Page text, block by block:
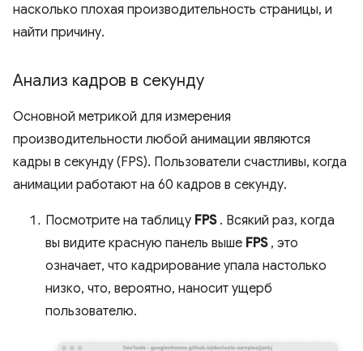
насколько плохая производительность страницы, и
найти причину.
Анализ кадров в секунду
Основной метрикой для измерения
производительности любой анимации являются
кадры в секунду (FPS). Пользователи счастливы, когда
анимации работают на 60 кадров в секунду.
Посмотрите на таблицу FPS. Всякий раз, когда
вы видите красную панель выше FPS, это
означает, что кадрирование упала настолько
низко, что, вероятно, наносит ущерб
пользователю.